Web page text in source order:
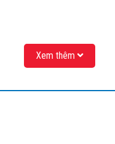
Mai, TP. Hà Nội
Xem thêm